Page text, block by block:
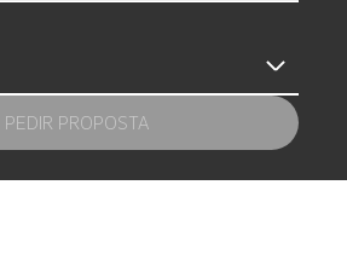
PEDIR PROPOSTA